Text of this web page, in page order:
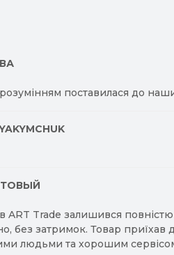
поставилася до
ART Trade залишився
без затримок. Товар приїхав
людьми та хорошим